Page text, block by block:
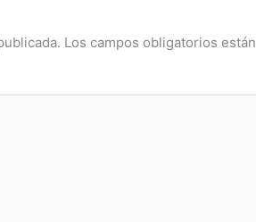
Los campos obligatorios están